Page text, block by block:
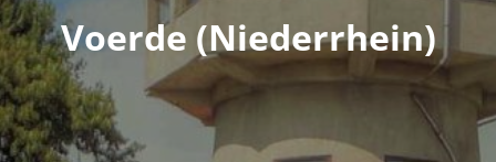
Voerde (Niederrhein)